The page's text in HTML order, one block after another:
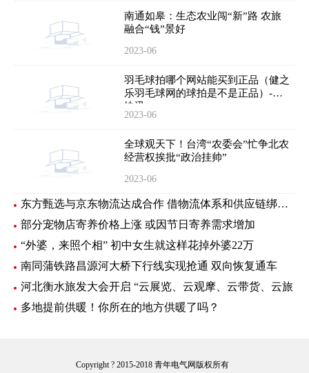
南通如皋：生态农业闯“新”路 农旅
融合“钱”景好
2023-06
羽毛球拍哪个网站能买到正品（健之
乐羽毛球网的球拍是不是正品）-时
快讯
2023-06
全球观天下！台湾“农委会”忙争北农
经营权挨批“政治挂帅”
2023-06
东方甄选与京东物流达成合作 借物流体系和供应链绑定新样板
部分宠物店寄养价格上涨 或因节日寄养需求增加
“外婆，来照个相” 初中女生就这样花掉外婆22万
南同蒲铁路昌源河大桥下行线实现抢通 双向恢复通车
河北衡水旅发大会开启 “云展览、云观摩、云带货、云旅
多地提前供暖！你所在的地方供暖了吗？
Copyright ? 2015-2018 青年电气网版权所有